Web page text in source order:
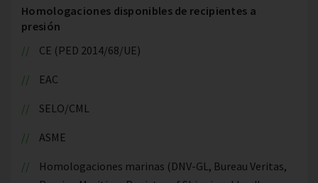
Homologaciones disponibles de recipientes a
presión
CE (PED 2014/68/UE)
EAC
SELO/CML
ASME
Homologaciones marinas (DNV-GL, Bureau Veritas,